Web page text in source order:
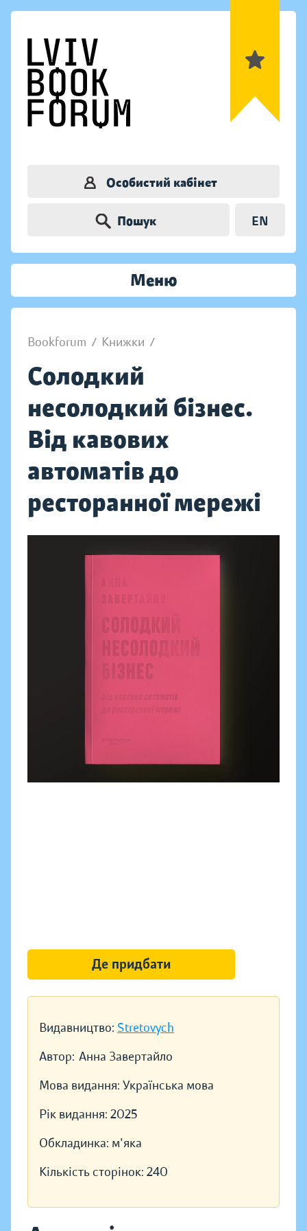
Особистий кабінет
Пошук EN
Меню
Bookforum / Книжки /
Солодкий
несолодкий бізнес.
Від кавових
автоматів до
ресторанної мережі
Видавництво: Stretovych
Автор: Анна Завертайло
Мова видання: Українська мова
Рік видання: 2025
Обкладинка: м'яка
Кількість сторінок: 240
Де придбати